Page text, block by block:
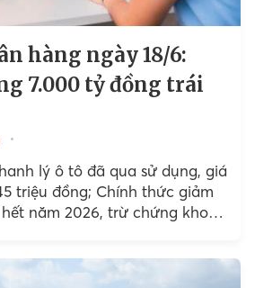
hàng ngày 18/6:
7.000 tỷ đồng trái
lý ô tô đã qua sử dụng, giá
triệu đồng; Chính thức giảm
năm 2026, trừ chứng khoán,